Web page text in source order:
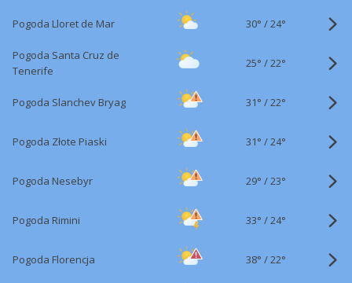
Pogoda Lloret de Mar 30° /24°
Pogoda Santa Cruz de
Tenerife
25° /22°
Pogoda Slanchev Bryag 31° /22°
Pogoda Złote Piaski 31° /24°
Pogoda Nesebyr 29° /23°
Pogoda Rimini 33° /24°
Pogoda Florencja 38° /22°